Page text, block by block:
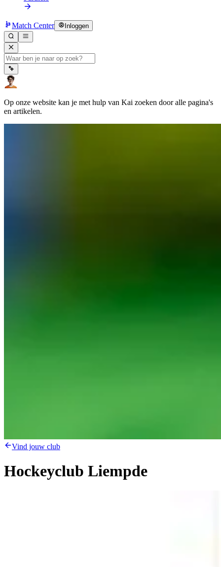
Match Center Inloggen
Op onze website kan je met hulp van Kai zoeken door alle pagina's
en artikelen.
Vind jouw club
Hockeyclub Liempde